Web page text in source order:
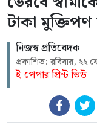
টাকা মুক্তিপণ
নিজস্ব প্রতিবেদক
প্রকাশিত: রবিবার, ২২
ই-পেপার প্রিন্ট ভিউ